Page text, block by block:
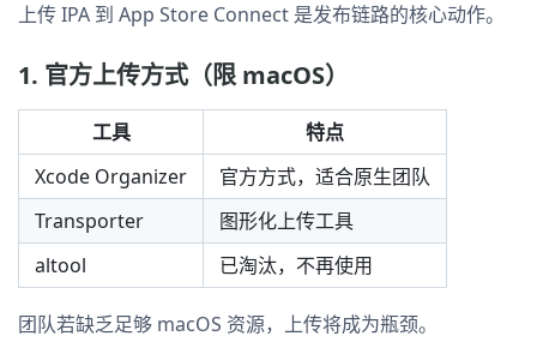
上传 IPA 到 App Store Connect 是发布链路的核心动作。
1. 官方上传方式（限 macOS）
工具
特点
Xcode Organizer
官方方式，适合原生团队
Transporter
图形化上传工具
altool
已淘汰，不再使用
团队若缺乏足够 macOS 资源，上传将成为瓶颈。